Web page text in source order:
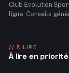
Club Evolution
ligne. Conseils
// À LIRE
À lire en priorité